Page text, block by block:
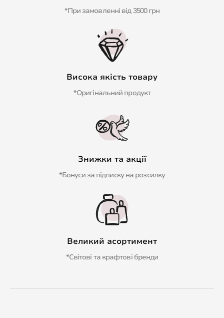
*При замовленні від 3500 грн
Висока якість товару
*Оригінальний продукт
Знижки та акції
*Бонуси за підписку на розсилку
Великий асортимент
*Світові та крафтові бренди